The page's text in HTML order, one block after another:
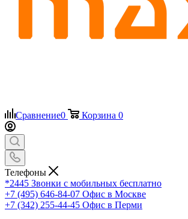
Сравнение0 Корзина 0
Телефоны
*2445 Звонки с мобильных бесплатно
+7 (495) 646-84-07 Офис в Москве
+7 (342) 255-44-45 Офис в Перми